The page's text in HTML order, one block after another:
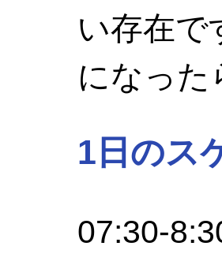
い存在で
になった
1日のス
07:30-